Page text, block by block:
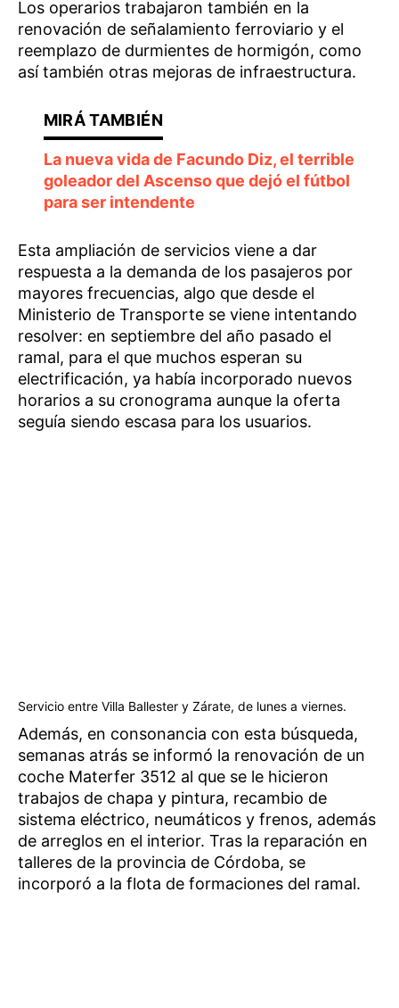
Los operarios trabajaron también en la
renovación de señalamiento ferroviario y el
reemplazo de durmientes de hormigón, como
así también otras mejoras de infraestructura.
La nueva vida de Facundo Diz, el terrible
goleador del Ascenso que dejó el fútbol
para ser intendente
Esta ampliación de servicios viene a dar
respuesta a la demanda de los pasajeros por
mayores frecuencias, algo que desde el
Ministerio de Transporte se viene intentando
resolver: en septiembre del año pasado el
ramal, para el que muchos esperan su
electrificación, ya había incorporado nuevos
horarios a su cronograma aunque la oferta
seguía siendo escasa para los usuarios.
Servicio entre Villa Ballester y Zárate, de lunes a viernes.
Además, en consonancia con esta búsqueda,
semanas atrás se informó la renovación de un
coche Materfer 3512 al que se le hicieron
trabajos de chapa y pintura, recambio de
sistema eléctrico, neumáticos y frenos, además
de arreglos en el interior. Tras la reparación en
talleres de la provincia de Córdoba, se
incorporó a la flota de formaciones del ramal.